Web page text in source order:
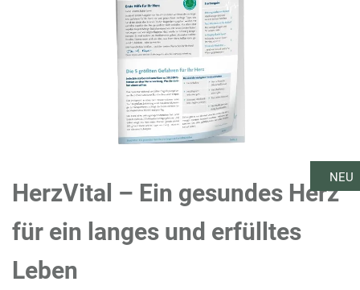
HerzVital – Ein gesundes Herz
für ein langes und erfülltes
Leben
NEU